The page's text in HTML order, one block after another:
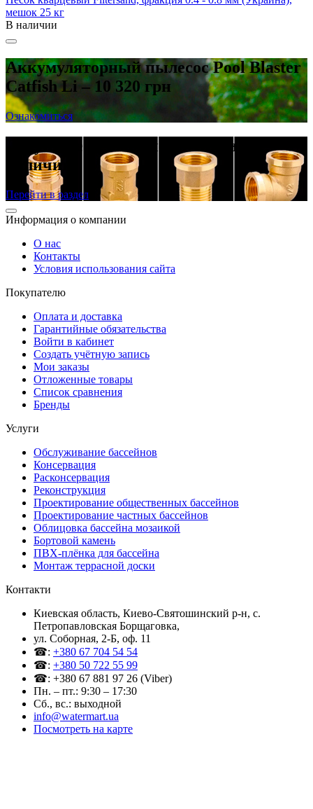
мешок 25 кг
В наличии
Аккумуляторный пылесос Pool Blaster
Catfish Li – 10 320 грн
Ознакомиться
Латунные резьбовые фитинги в
наличии
Перейти в раздел
Информация о компании
О нас
Контакты
Условия использования сайта
Покупателю
Оплата и доставка
Гарантийные обязательства
Войти в кабинет
Создать учётную запись
Мои заказы
Отложенные товары
Список сравнения
Бренды
Услуги
Обслуживание бассейнов
Консервация
Расконсервация
Реконструкция
Проектирование общественных бассейнов
Проектирование частных бассейнов
Облицовка бассейна мозаикой
Бортовой камень
ПВХ-плёнка для бассейна
Монтаж террасной доски
Контакти
Киевская область, Киево-Святошинский р-н, c.
Петропавловская Борщаговка,
ул. Соборная, 2-Б, оф. 11
☎: +380 67 704 54 54
☎: +380 50 722 55 99
☎: +380 67 881 97 26 (Viber)
Пн. – пт.: 9:30 – 17:30
Сб., вс.: выходной
info@watermart.ua
Посмотреть на карте